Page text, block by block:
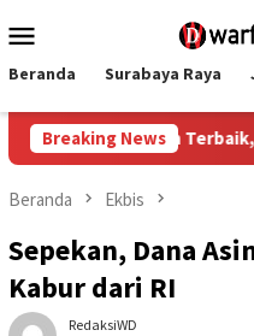
ke
Mobile
Beranda Surabaya Raya
Breaking News
Raih Pemain Terbaik,
Beranda Ekbis
Sepekan, Dana
Kabur dari RI
RedaksiWD